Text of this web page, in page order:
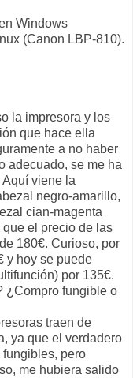
Windows
(Canon LBP-810).
la impresora y los
que hace ella
a no haber
adecuado, se me ha
viene la
negro-amarillo,
cian-magenta
el precio de las
180€. Curioso, por
y hoy se puede
por 135€.
¿Compro fungible o
traen de
ya que el verdadero
pero
me hubiera salido